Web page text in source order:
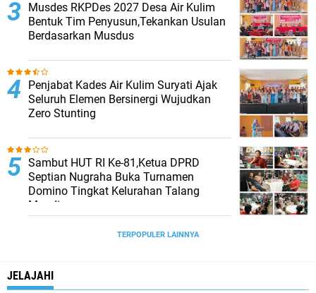
Musdes RKPDes 2027 Desa Air Kulim
Bentuk Tim Penyusun,Tekankan Usulan
Berdasarkan Musdus
Penjabat Kades Air Kulim Suryati Ajak
Seluruh Elemen Bersinergi Wujudkan
Zero Stunting
Sambut HUT RI Ke-81,Ketua DPRD
Septian Nugraha Buka Turnamen
Domino Tingkat Kelurahan Talang
Mandi
TERPOPULER LAINNYA
JELAJAHI